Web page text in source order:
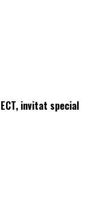
invitat special